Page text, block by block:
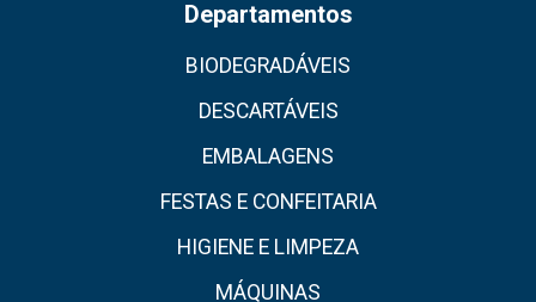
Departamentos
BIODEGRADÁVEIS
DESCARTÁVEIS
EMBALAGENS
FESTAS E CONFEITARIA
HIGIENE E LIMPEZA
MÁQUINAS